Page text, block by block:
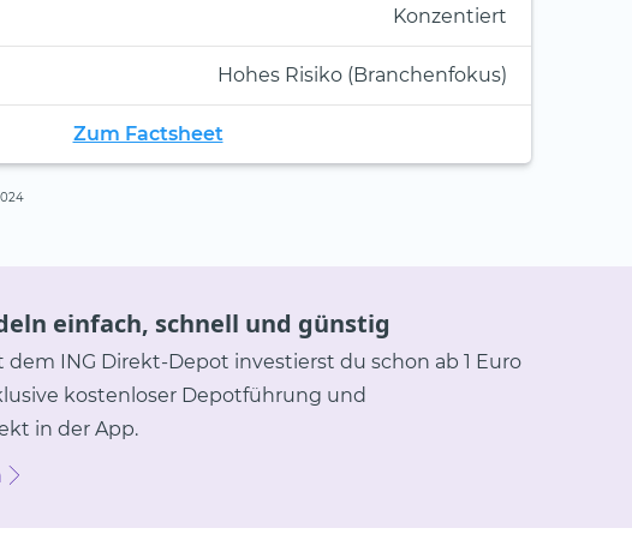
Konzentiert
Hohes Risiko (Branchenfokus)
Zum Factsheet
einfach, schnell und günstig
ING Direkt-Depot investierst du schon ab 1 Euro
kostenloser Depotführung und
in der App.